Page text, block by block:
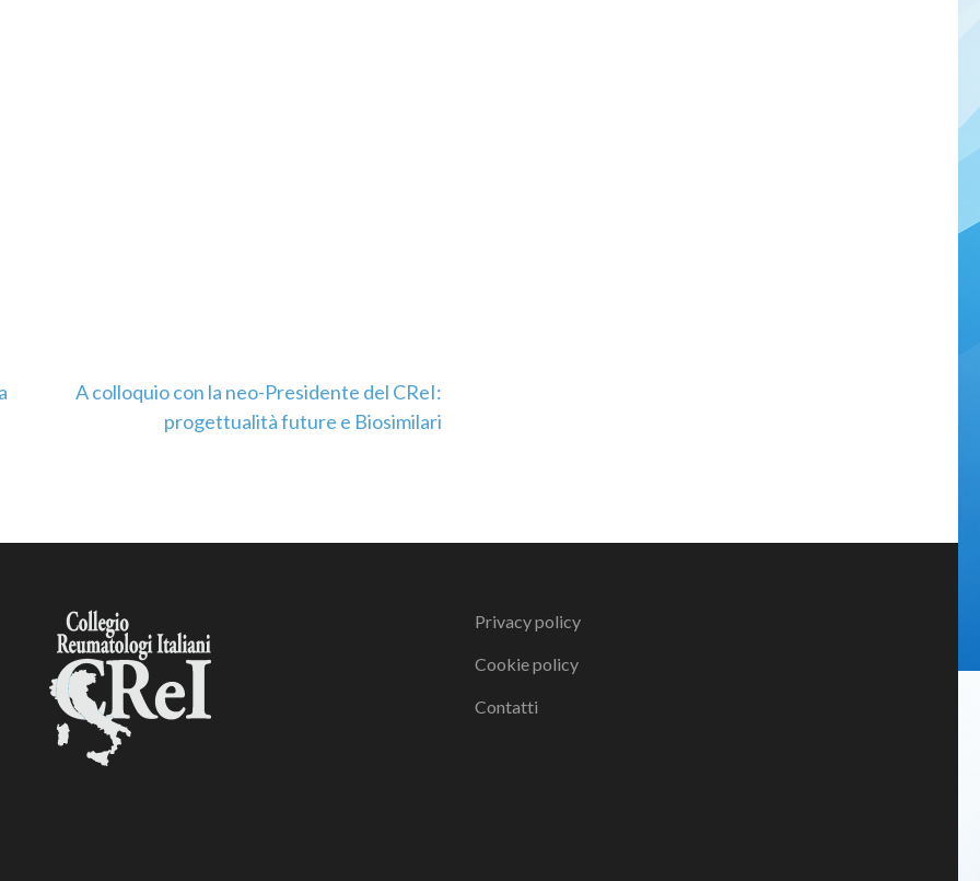
A colloquio con la neo-Presidente del CReI:
progettualità future e Biosimilari
Privacy policy
Cookie policy
Contatti